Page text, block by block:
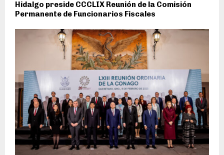
Hidalgo preside CCCLIX Reunión de la Comisión
Permanente de Funcionarios Fiscales